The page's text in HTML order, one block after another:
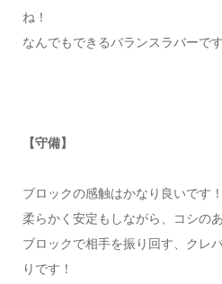
ね！
なんでもできるバランスラバーです
【守備】
ブロックの感触はかなり良いです！
柔らかく安定もしながら、コシの
ブロックで相手を振り回す、クレ
りです！